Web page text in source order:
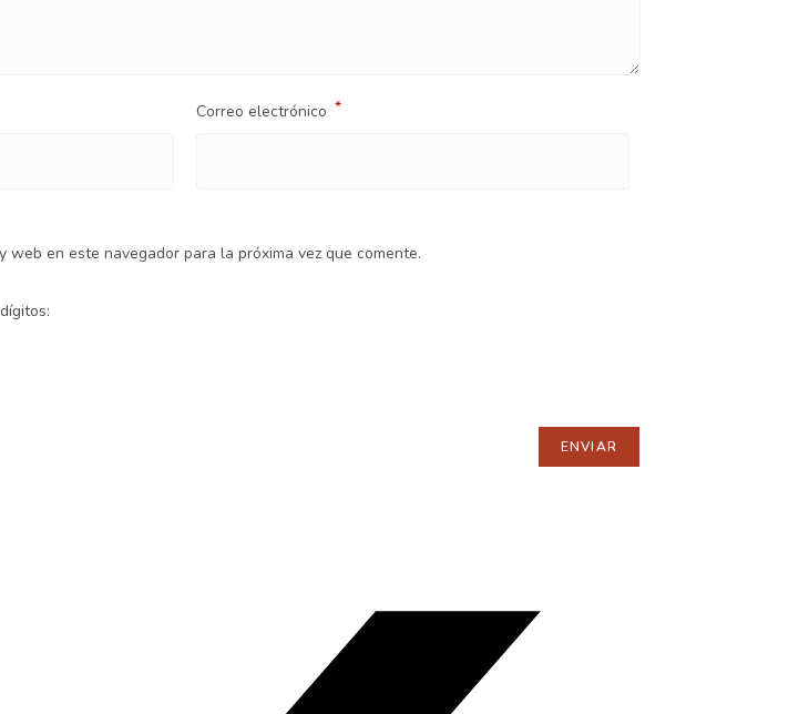
Correo electrónico *
web en este navegador para la próxima vez que comente.